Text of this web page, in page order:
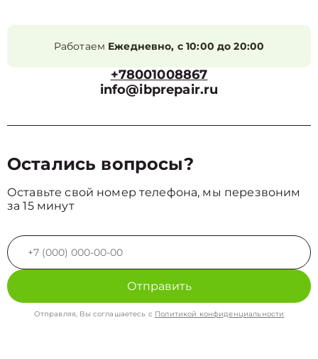
Работаем Ежедневно, с 10:00 до 20:00
+78001008867
info@ibprepair.ru
Остались вопросы?
Оставьте свой номер телефона, мы перезвоним
за 15 минут
Отправить
Отправляя, Вы соглашаетесь с Политикой конфиденциальности